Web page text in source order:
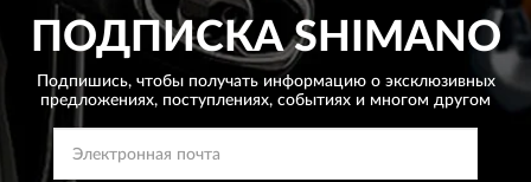
ПОДПИСКАSHIMANO
Подпишись, чтобы получать информацию о эксклюзивных
предложениях, поступлениях, событиях и многом другом